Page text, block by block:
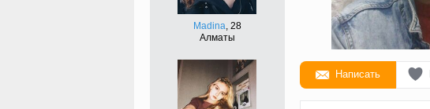
Madina, 28
Алматы
Написать